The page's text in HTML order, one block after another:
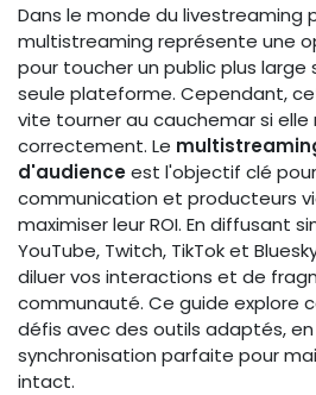
Dans le monde du livestreaming
multistreaming représente une
pour toucher un public plus large
seule plateforme. Cependant,
vite tourner au cauchemar si
correctement. Le
d'audienceest l'objectif clé
communication et producteurs
maximiser leur ROI. En diffusant
YouTube, Twitch, TikTok et
diluer vos interactions et de
communauté. Ce guide explore
défis avec des outils adaptés,
synchronisation parfaite pour
intact.